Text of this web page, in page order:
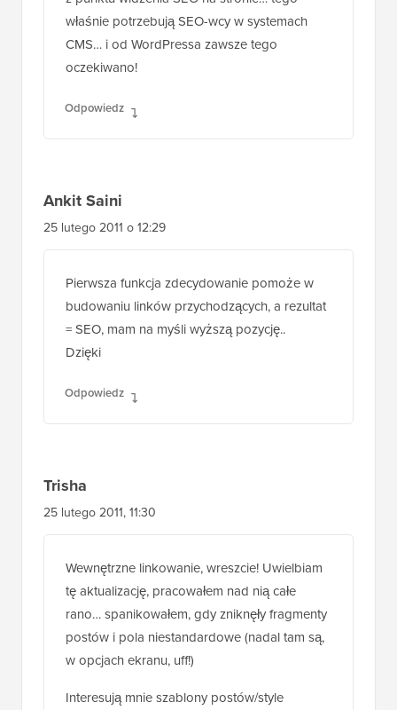
właśnie potrzebują SEO-wcy w systemach
CMS… i od WordPressa zawsze tego
oczekiwano!
Odpowiedz
Ankit Saini
25 lutego 2011 o 12:29
Pierwsza funkcja zdecydowanie pomoże w
budowaniu linków przychodzących, a rezultat
= SEO, mam na myśli wyższą pozycję..
Dzięki
Odpowiedz
Trisha
25 lutego 2011, 11:30
Wewnętrzne linkowanie, wreszcie! Uwielbiam
tę aktualizację, pracowałem nad nią całe
rano… spanikowałem, gdy zniknęły fragmenty
postów i pola niestandardowe (nadal tam są,
w opcjach ekranu, uff!)
Interesują mnie szablony postów/style